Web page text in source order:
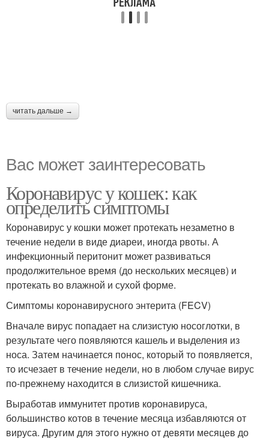
читать дальше →
Вас может заинтересовать
Коронавирус у кошек: как
определить симптомы
Коронавирус у кошки может протекать незаметно в
течение недели в виде диареи, иногда рвоты. А
инфекционный перитонит может развиваться
продолжительное время (до нескольких месяцев) и
протекать во влажной и сухой форме.
Симптомы коронавирусного энтерита (FECV)
Вначале вирус попадает на слизистую носоглотки, в
результате чего появляются кашель и выделения из
носа. Затем начинается понос, который то появляется,
то исчезает в течение недели, но в любом случае вирус
по-прежнему находится в слизистой кишечника.
Выработав иммунитет против коронавируса,
большинство котов в течение месяца избавляются от
вируса. Другим для этого нужно от девяти месяцев до